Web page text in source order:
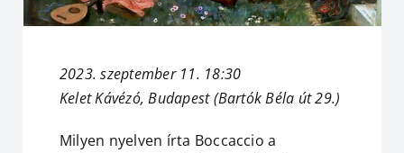
2023. szeptember 11. 18:30
Kelet Kávézó, Budapest (Bartók Béla út 29.)
Milyen nyelven írta Boccaccio a